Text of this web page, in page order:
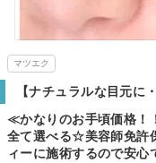
マツエク
【ナチュラルな目元に
≪かなりのお手頃価格！
全て選べる☆美容師免許
ィーに施術するので安心